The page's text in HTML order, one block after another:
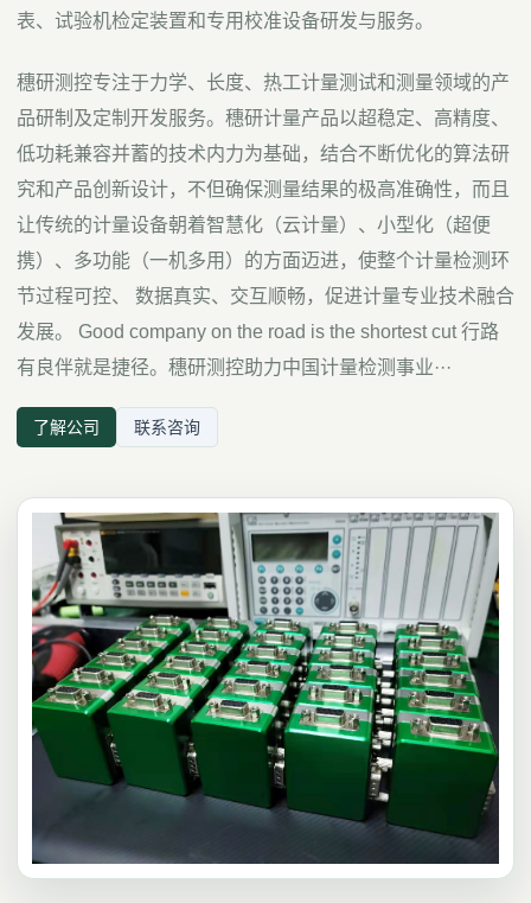
表、试验机检定装置和专用校准设备研发与服务。
穗研测控专注于力学、长度、热工计量测试和测量领域的产
品研制及定制开发服务。穗研计量产品以超稳定、高精度、
低功耗兼容并蓄的技术内力为基础，结合不断优化的算法研
究和产品创新设计，不但确保测量结果的极高准确性，而且
让传统的计量设备朝着智慧化（云计量）、小型化（超便
携）、多功能（一机多用）的方面迈进，使整个计量检测环
节过程可控、 数据真实、交互顺畅，促进计量专业技术融合
发展。 Good company on the road is the shortest cut 行路
有良伴就是捷径。穗研测控助力中国计量检测事业···
了解公司 联系咨询